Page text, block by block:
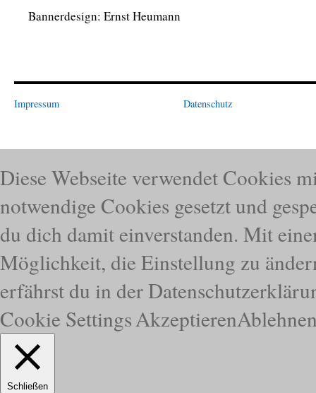
Bannerdesign: Ernst Heumann
Impressum Datenschutz
Diese Webseite verwendet Cookies
notwendige Cookies gesetzt und
du dich damit einverstanden. Mit
Möglichkeit, die Einstellung zu
erfährst du in der
Cookie SettingsAkzeptieren
Schließen